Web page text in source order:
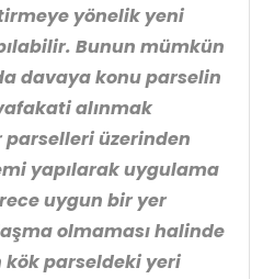
yönelik yeni
Bunun mümkün
davaya konu parselin
alınmak
üzerinden
yapılarak uygulama
uygun bir yer
olmaması halinde
kök parseldeki yeri